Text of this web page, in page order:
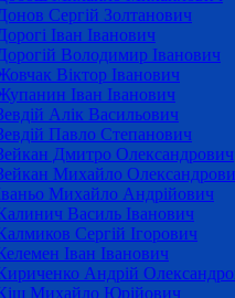
Сергій Золтанович
Іван Іванович
Володимир Іванович
Віктор Іванович
Іван Іванович
Алік Васильович
Павло Степанович
Дмитро Олександрович
Михайло
Михайло Андрійович
Василь Іванович
Сергій Ігорович
Іван Іванович
Андрій
Михайло Юрійович